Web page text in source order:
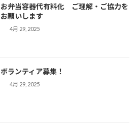
お弁当容器代有料化 ご理解・ご協力を
お願いします
4月 29, 2025
ボランティア募集！
4月 29, 2025